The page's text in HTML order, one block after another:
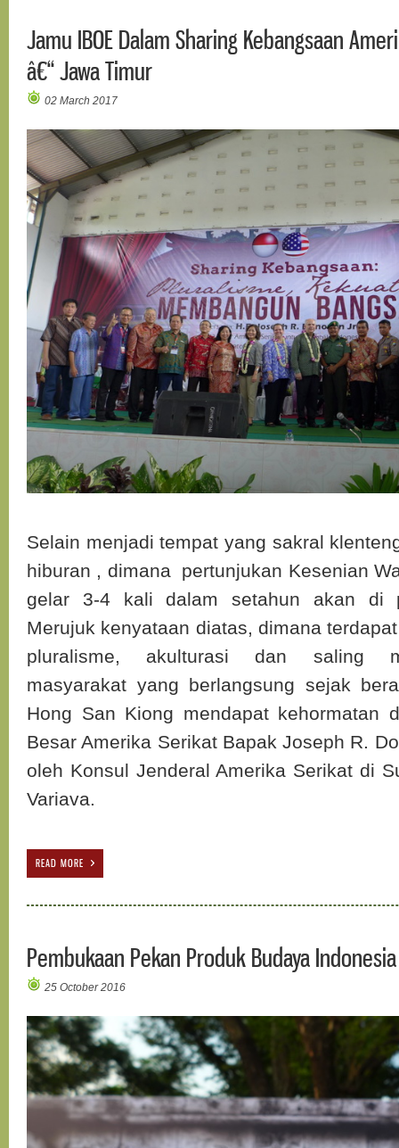
Jamu IBOE Dalam Sharing Kebangsaan
â€“ Jawa Timur
02 March 2017
Selain menjadi tempat yang sakral
hiburan , dimana pertunjukan Kesenian
gelar 3-4 kali dalam setahun akan di
Merujuk kenyataan diatas, dimana
pluralisme, akulturasi dan saling
masyarakat yang berlangsung sejak
Hong San Kiong mendapat kehormatan
Besar Amerika Serikat Bapak Joseph R.
oleh Konsul Jenderal Amerika Serikat di
Variava.
READ MORE
Pembukaan Pekan Produk Budaya
25 October 2016